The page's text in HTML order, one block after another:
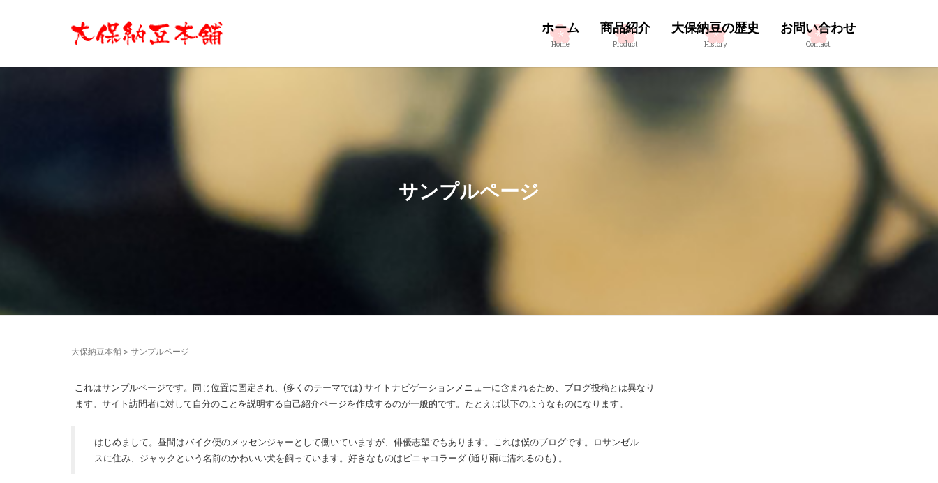
ホーム
Home
商品紹介
Product
大保納豆の歴史
History
お問い合わせ
Contact
サンプルページ
大保納豆本舗 > サンプルページ
これはサンプルページです。同じ位置に固定され、(多くのテーマでは) サイトナビゲーションメニューに含まれるため、ブログ投稿とは異なり
ます。サイト訪問者に対して自分のことを説明する自己紹介ページを作成するのが一般的です。たとえば以下のようなものになります。
はじめまして。昼間はバイク便のメッセンジャーとして働いていますが、俳優志望でもあります。これは僕のブログです。ロサンゼル
スに住み、ジャックという名前のかわいい犬を飼っています。好きなものはピニャコラーダ (通り雨に濡れるのも) 。